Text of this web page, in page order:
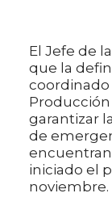
El Jefe de
que la
coordinado
garantizar
de
iniciado el
noviembre.